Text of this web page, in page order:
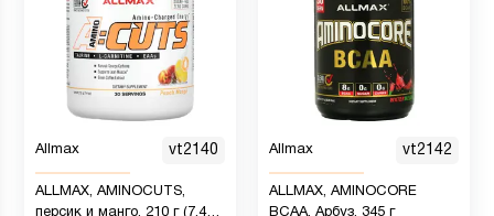
Allmax vt2140
ALLMAX, AMINOCUTS,
персик и манго, 210 г (7,4
Allmax vt2142
ALLMAX, AMINOCORE
BCAA, Арбуз, 345 г